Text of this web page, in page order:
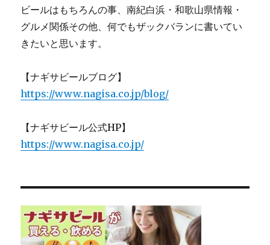
ビールはもちろんの事、南紀白浜・和歌山県情報・
グルメ関係その他、何でもザックバランに書いてい
きたいと思います。
【ナギサビールブログ】
https://www.nagisa.co.jp/blog/
【ナギサビール公式HP】
https://www.nagisa.co.jp/